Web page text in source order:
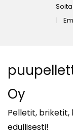
Oy
Pelletit,
edullisesti!